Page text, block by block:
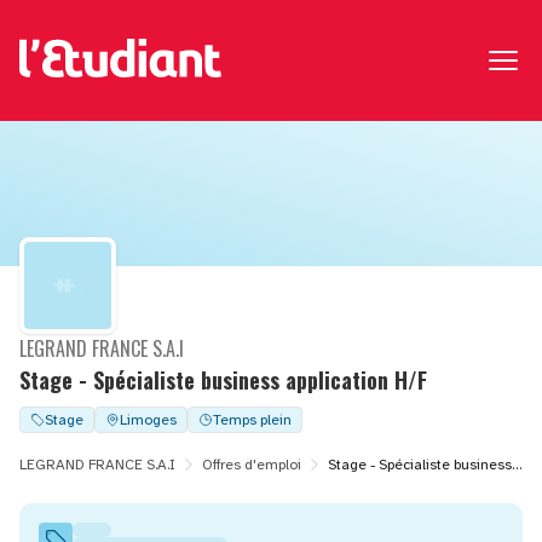
Stage - Spécialiste business application H/F
LEGRAND FRANCE S.A.I
Stage Limoges Temps plein
LEGRAND FRANCE S.A.I Offres d'emploi Stage - Spécialiste business application H/F